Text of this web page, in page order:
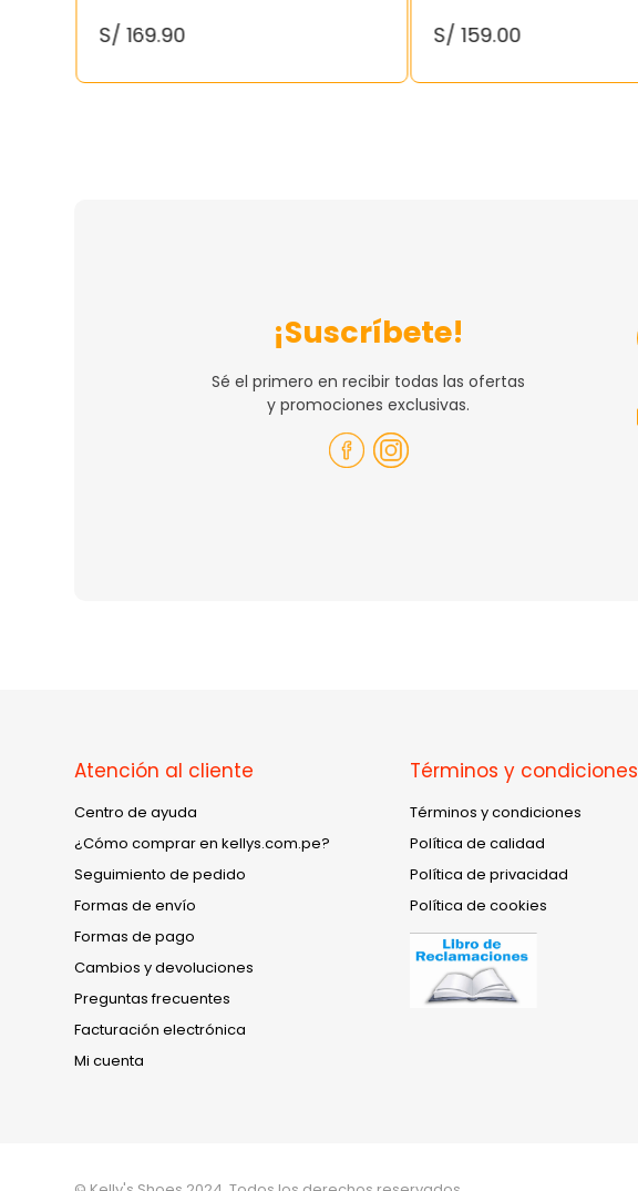
S/ 169.90 S/ 159.00
¡Suscríbete!
Sé el primero en recibir todas las ofertas
y promociones exclusivas.
Atención al cliente
Centro de ayuda
¿Cómo comprar en kellys.com.pe?
Seguimiento de pedido
Formas de envío
Formas de pago
Cambios y devoluciones
Preguntas frecuentes
Facturación electrónica
Mi cuenta
Términos y condiciones
Términos y condiciones
Política de calidad
Política de privacidad
Política de cookies